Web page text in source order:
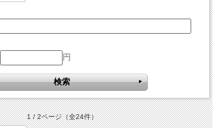
円
1 / 2ページ（全24件）